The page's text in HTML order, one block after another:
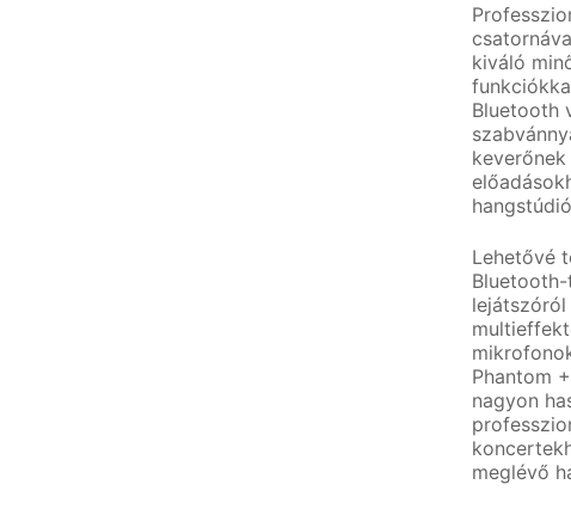
kiváló
Bluetooth
Lehetővé
Phantom
nagyon
meglévő